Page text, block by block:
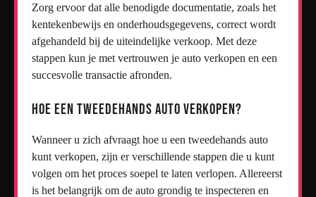
Zorg ervoor dat alle benodigde documentatie, zoals het
kentekenbewijs en onderhoudsgegevens, correct wordt
afgehandeld bij de uiteindelijke verkoop. Met deze
stappen kun je met vertrouwen je auto verkopen en een
succesvolle transactie afronden.
Hoe een tweedehands auto verkopen?
Wanneer u zich afvraagt ​​hoe u een tweedehands auto
kunt verkopen, zijn er verschillende stappen die u kunt
volgen om het proces soepel te laten verlopen. Allereerst
is het belangrijk om de auto grondig te inspecteren en